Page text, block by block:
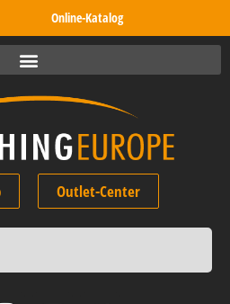
Online-Katalog
Outlet-Center